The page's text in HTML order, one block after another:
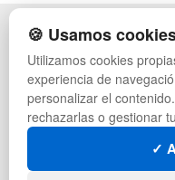
POLÍTICA DE PRIVACIDAD
CONDICIONES DE USO
CAMBIOS Y DEVOLUCIONES
CONTACTO
QUIENES SOMOS
MAPA WEB
PREGUNTAS FRECUENTES
🍪 Usamos
Utilizamos cookies
experiencia de
personalizar el
rechazarlas o gestionar
✓